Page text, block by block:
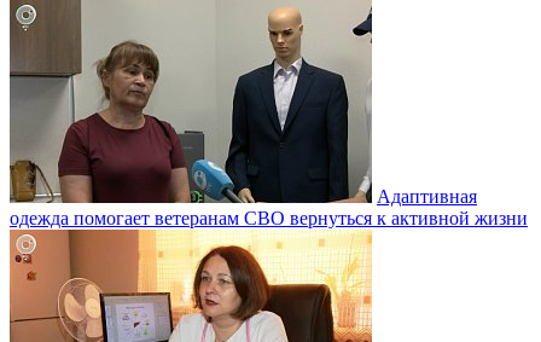
Адаптивная
одежда помогает ветеранам СВО вернуться к активной жизни